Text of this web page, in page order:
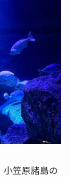
笠原諸島の